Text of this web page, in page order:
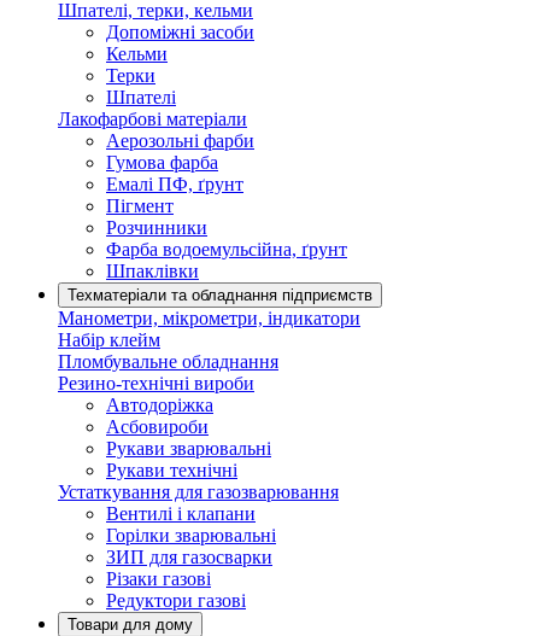
Шпателі, терки, кельми
Допоміжні засоби
Кельми
Терки
Шпателі
Лакофарбові матеріали
Аерозольні фарби
Гумова фарба
Емалі ПФ, ґрунт
Пігмент
Розчинники
Фарба водоемульсійна, ґрунт
Шпаклівки
Техматеріали та обладнання підприємств
Манометри, мікрометри, індикатори
Набір клейм
Пломбувальне обладнання
Резино-технічні вироби
Автодоріжка
Асбовироби
Рукави зварювальні
Рукави технічні
Устаткування для газозварювання
Вентилі і клапани
Горілки зварювальні
ЗИП для газосварки
Різаки газові
Редуктори газові
Товари для дому